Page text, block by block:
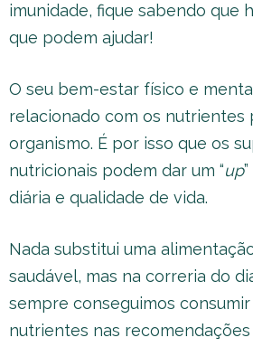
imunidade, fique sabendo que
que podem ajudar!
O seu bem-estar físico e
relacionado com os nutrientes
organismo. É por isso que os
nutricionais podem dar um “up
diária e qualidade de vida.
Nada substitui uma
saudável, mas na correria do
sempre conseguimos
nutrientes nas recomendações